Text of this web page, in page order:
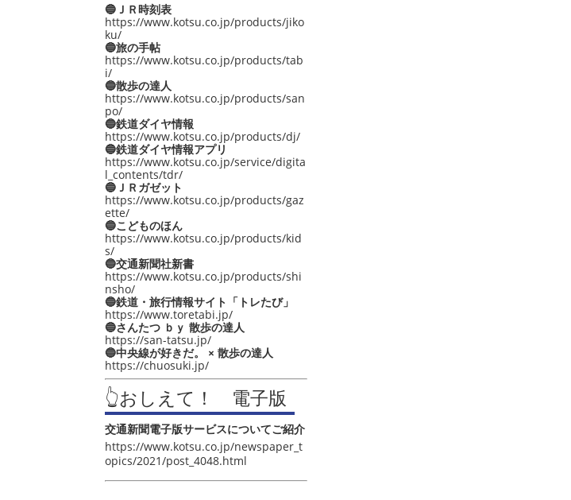
🔵ＪＲ時刻表
https://www.kotsu.co.jp/products/jiko
ku/
🔵旅の手帖
https://www.kotsu.co.jp/products/tab
i/
🔵散歩の達人
https://www.kotsu.co.jp/products/san
po/
🔵鉄道ダイヤ情報
https://www.kotsu.co.jp/products/dj/
🔵鉄道ダイヤ情報アプリ
https://www.kotsu.co.jp/service/digita
l_contents/tdr/
🔵ＪＲガゼット
https://www.kotsu.co.jp/products/gaz
ette/
🔵こどものほん
https://www.kotsu.co.jp/products/kid
s/
🔵交通新聞社新書
https://www.kotsu.co.jp/products/shi
nsho/
🔵鉄道・旅行情報サイト「トレたび」
https://www.toretabi.jp/
🔵さんたつ ｂｙ 散歩の達人
https://san-tatsu.jp/
🔵中央線が好きだ。 × 散歩の達人
https://chuosuki.jp/
👆おしえて！ 電子版
交通新聞電子版サービスについてご紹介
https://www.kotsu.co.jp/newspaper_t
opics/2021/post_4048.html